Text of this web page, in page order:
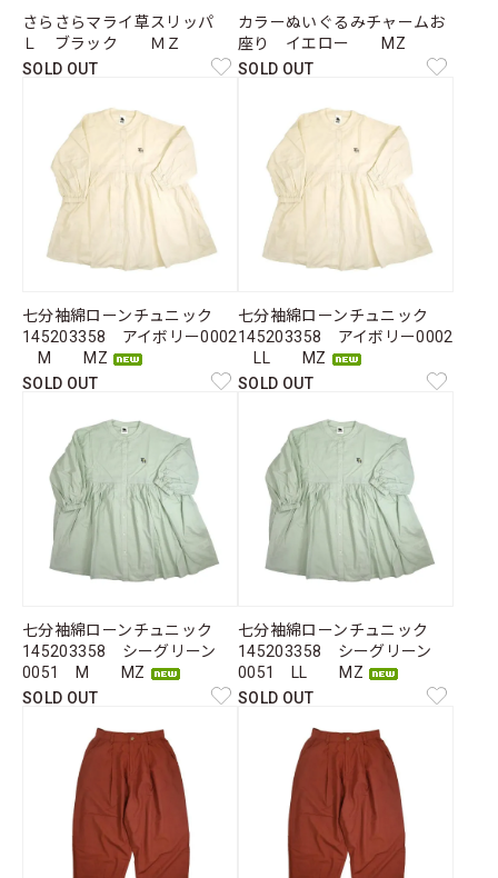
さらさらマライ草スリッパ
Ｌ ブラック ＭＺ
SOLD OUT
カラーぬいぐるみチャームお
座り イエロー MZ
SOLD OUT
七分袖綿ローンチュニック
145203358 アイボリー0002
M MZ
SOLD OUT
七分袖綿ローンチュニック
145203358 アイボリー0002
LL MZ
SOLD OUT
七分袖綿ローンチュニック
145203358 シーグリーン
0051 M MZ
SOLD OUT
七分袖綿ローンチュニック
145203358 シーグリーン
0051 LL MZ
SOLD OUT